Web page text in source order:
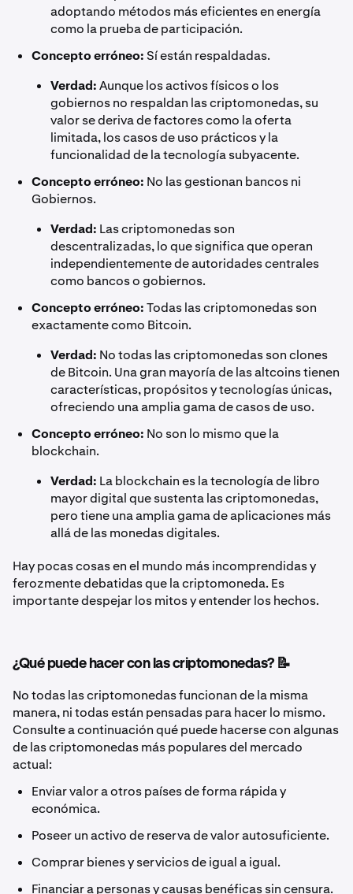
adoptando métodos más eficientes en energía
como la prueba de participación.
Concepto erróneo:Sí están respaldadas.
Verdad:Aunque los activos físicos o los
gobiernos no respaldan las criptomonedas, su
valor se deriva de factores como la oferta
limitada, los casos de uso prácticos y la
funcionalidad de la tecnología subyacente.
Concepto erróneo: No las gestionan bancos ni
Gobiernos.
Verdad: Las criptomonedas son
descentralizadas, lo que significa que operan
independientemente de autoridades centrales
como bancos o gobiernos.
Concepto erróneo:Todas las criptomonedas son
exactamente como Bitcoin.
Verdad: No todas las criptomonedas son clones
de Bitcoin. Una gran mayoría de las altcoins tienen
características, propósitos y tecnologías únicas,
ofreciendo una amplia gama de casos de uso.
Concepto erróneo: No son lo mismo que la
blockchain.
Verdad: La blockchain es la tecnología de libro
mayor digital que sustenta las criptomonedas,
pero tiene una amplia gama de aplicaciones más
allá de las monedas digitales.
Hay pocas cosas en el mundo más incomprendidas y
ferozmente debatidas que la criptomoneda. Es
importante despejar los mitos y entender los hechos.
¿Qué puede hacer con las criptomonedas? 📝
No todas las criptomonedas funcionan de la misma
manera, ni todas están pensadas para hacer lo mismo.
Consulte a continuación qué puede hacerse con algunas
de las criptomonedas más populares del mercado
actual:
Enviar valor a otros países de forma rápida y
económica.
Poseer un activo de reserva de valor autosuficiente.
Comprar bienes y servicios de igual a igual.
Financiar a personas y causas benéficas sin censura.